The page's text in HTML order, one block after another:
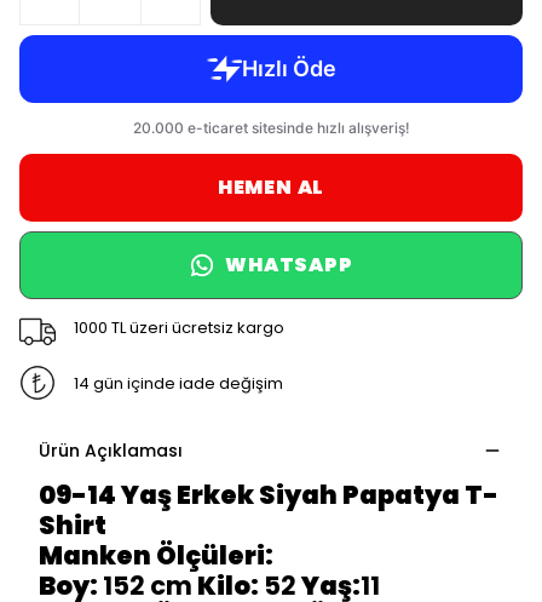
HEMEN AL
WHATSAPP
1000 TL üzeri ücretsiz kargo
14 gün içinde iade değişim
Ürün Açıklaması
09-14 Yaş Erkek Siyah Papatya T-
Shirt
Manken Ölçüleri:
Boy: 152 cm Kilo: 52Yaş:11